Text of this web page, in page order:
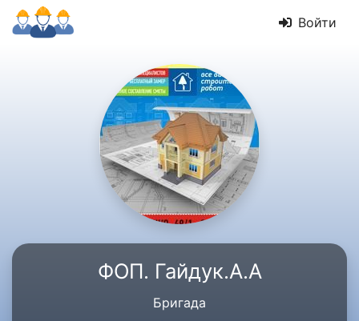
Войти
ФОП. Гайдук.А.А
Бригада